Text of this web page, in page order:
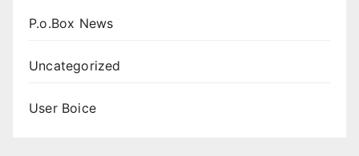
P.o.Box News
Uncategorized
User Boice